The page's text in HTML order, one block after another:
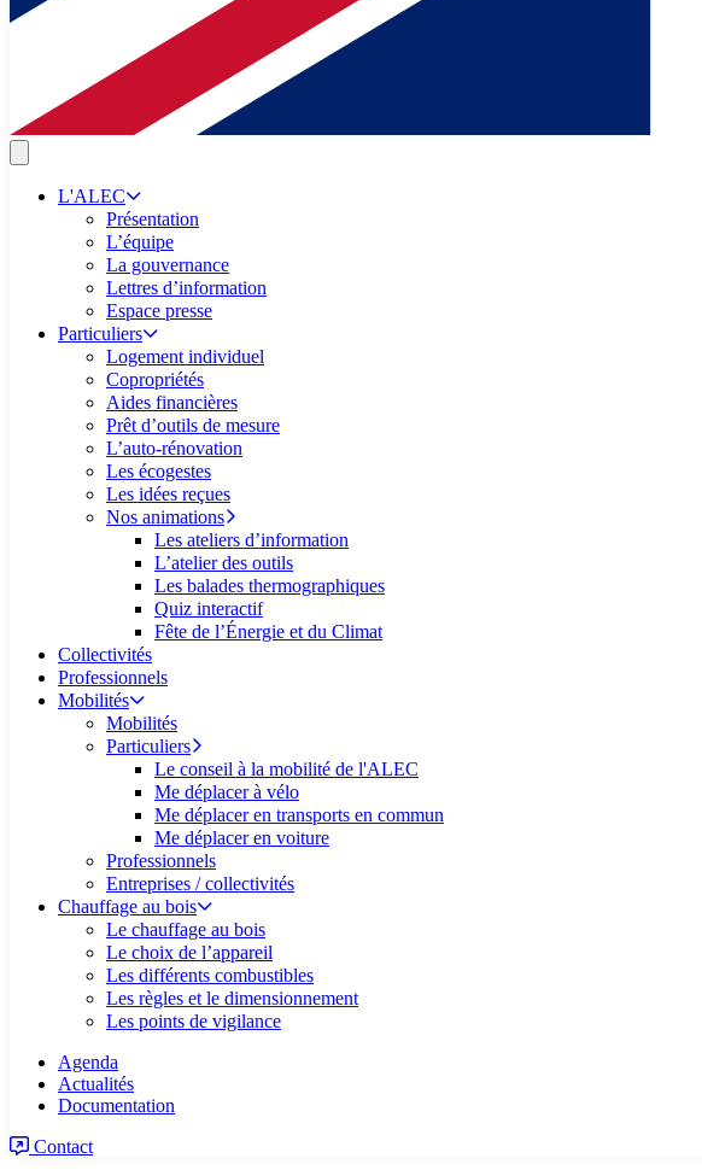
L'ALEC
Présentation
L’équipe
La gouvernance
Lettres d’information
Espace presse
Particuliers
Logement individuel
Copropriétés
Aides financières
Prêt d’outils de mesure
L’auto-rénovation
Les écogestes
Les idées reçues
Nos animations
Les ateliers d’information
L’atelier des outils
Les balades thermographiques
Quiz interactif
Fête de l’Énergie et du Climat
Collectivités
Professionnels
Mobilités
Mobilités
Particuliers
Le conseil à la mobilité de l'ALEC
Me déplacer à vélo
Me déplacer en transports en commun
Me déplacer en voiture
Professionnels
Entreprises / collectivités
Chauffage au bois
Le chauffage au bois
Le choix de l’appareil
Les différents combustibles
Les règles et le dimensionnement
Les points de vigilance
Agenda
Actualités
Documentation
Contact